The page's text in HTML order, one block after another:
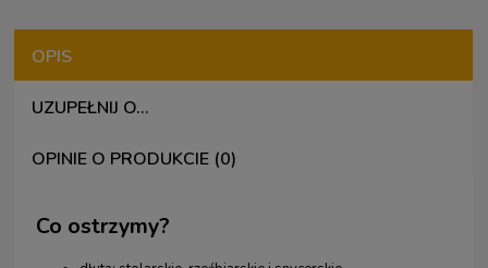
OPIS
UZUPEŁNIJ O...
OPINIE O PRODUKCIE (0)
Co ostrzymy?